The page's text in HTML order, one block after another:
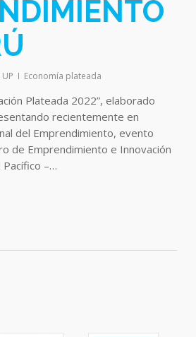
Economía plateada
Plateada 2022”, elaborado
recientemente en
del Emprendimiento, evento
de Emprendimiento e Innovación
Pacífico –…